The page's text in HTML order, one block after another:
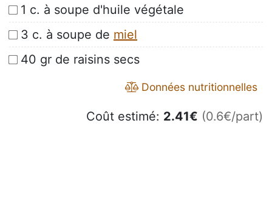
1 c. à soupe d'huile végétale
3 c. à soupe de miel
40 gr de raisins secs
Données nutritionnelles
Coût estimé: 2.41€ (0.6€/part)